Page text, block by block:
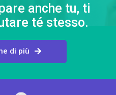
anche tu, ti
té stesso.
di più